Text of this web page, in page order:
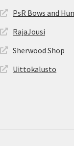
PsR Bows and
RajaJousi
Sherwood Shop
Uittokalusto